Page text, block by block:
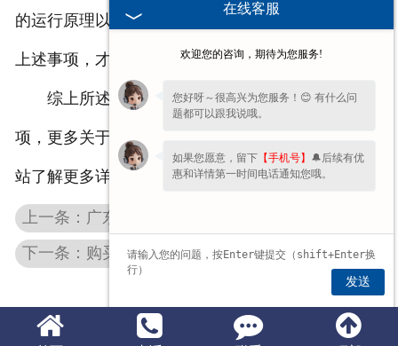
的运行原理以及特点有足够的了解，在试车期间注意
上述事项，才能将一些不必要发生的事故及时避开。
综上所述是水泥振动筛厂家和大家分享的相关事
项，更多关于水泥振动筛的资讯，欢迎关注我公司网
站了解更多详情！
下一条：购买广东食品振动筛需要考虑的3个方面
在线客服
欢迎您的咨询，期待为您服务!
您好呀～很高兴为您服务！😊 有什么问
题都可以跟我说哦。
如果您愿意，留下 【手机号】 🔔后续有优
惠和详情第一时间电话通知您哦。
发送